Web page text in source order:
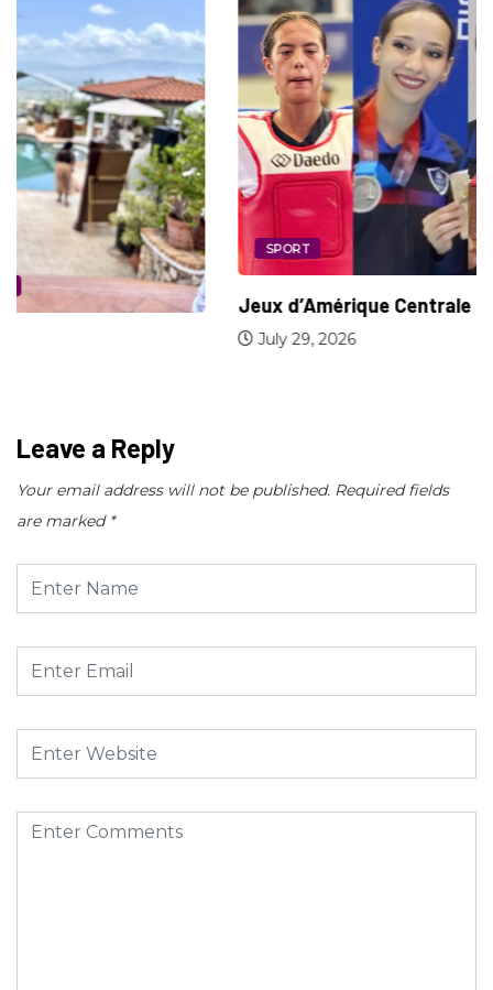
Jeux d’Amérique Centrale et des Caraïbes :...
Leave a Reply
Your email address will not be published. Required fields
are marked *